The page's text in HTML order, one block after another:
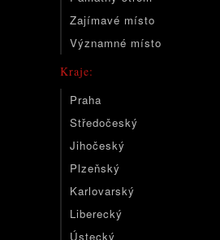
Zajímavé místo
Významné místo
Kraje:
Praha
Středočeský
Jihočeský
Plzeňský
Karlovarský
Liberecký
Ústecký